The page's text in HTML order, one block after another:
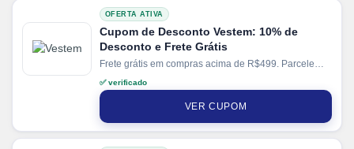
OFERTA ATIVA
Cupom de Desconto Vestem: 10% de
Desconto e Frete Grátis
Frete grátis em compras acima de R$499. Parcele
suas compras em até 4x sem juros no cartão. Ganhe
+ 5% de desconto em pagamentos via PIX.
✅ verificado
VER CUPOM